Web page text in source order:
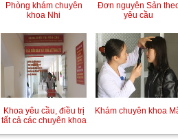
Phòng khám chuyên
khoa Nhi
Đơn nguyên Sản
yêu cầu
Khoa yêu cầu, điều trị
tất cả các chuyên khoa
Khám chuyên khoa